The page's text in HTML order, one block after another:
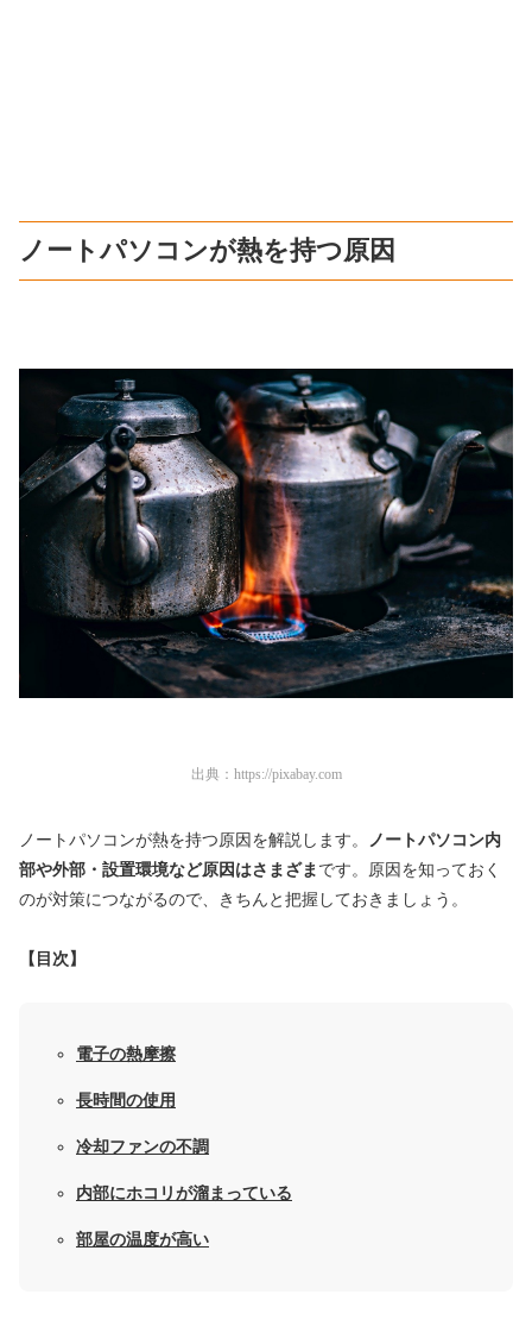
ノートパソコンが熱を持つ原因
出典： https://pixabay.com
ノートパソコンが熱を持つ原因を解説します。
ノートパソコン内
部や外部・設置環境など原因はさまざま です。原因を知っておく
のが対策につながるので、きちんと把握しておきましょう。
【目次】
電子の熱摩擦
長時間の使用
冷却ファンの不調
内部にホコリが溜まっている
部屋の温度が高い